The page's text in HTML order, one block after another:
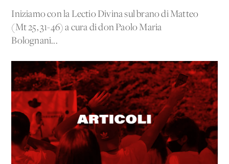
Iniziamo con la Lectio Divina sul brano di Matteo
(Mt 25, 31-46) a cura di don Paolo Maria
Bolognani...